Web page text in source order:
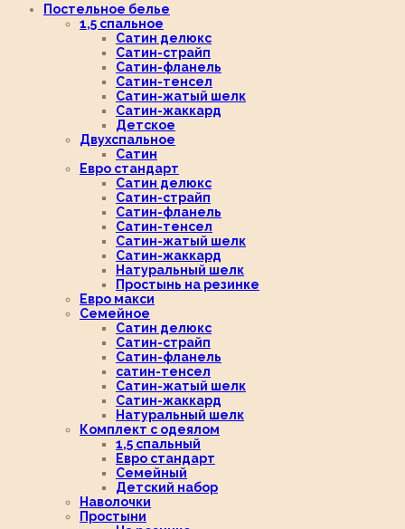
Постельное белье
1,5 спальное
Сатин делюкс
Сатин-страйп
Сатин-фланель
Сатин-тенсел
Сатин-жатый шелк
Сатин-жаккард
Детское
Двухспальное
Сатин
Евро стандарт
Сатин делюкс
Сатин-страйп
Сатин-фланель
Сатин-тенсел
Сатин-жатый шелк
Сатин-жаккард
Натуральный шелк
Простынь на резинке
Евро макси
Семейное
Сатин делюкс
Сатин-страйп
Сатин-фланель
сатин-тенсел
Сатин-жатый шелк
Сатин-жаккард
Натуральный шелк
Комплект с одеялом
1,5 спальный
Евро стандарт
Семейный
Детский набор
Наволочки
Простыни